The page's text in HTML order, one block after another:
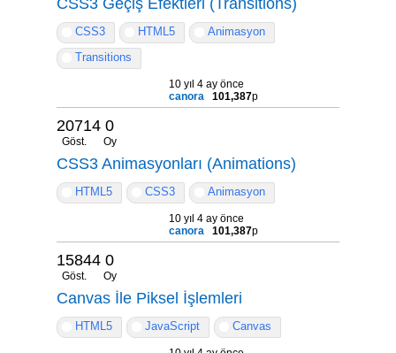
CSS3 HTML5
Animasyon
Transitions
10 yıl 4 ay önce
canora
101,387p
20714
Göst.
0
Oy
CSS3 Animasyonları (Animations)
HTML5 CSS3 Animasyon
10 yıl 4 ay önce
canora
101,387p
15844
Göst.
0
Oy
Canvas İle Piksel İşlemleri
HTML5 JavaScript Canvas